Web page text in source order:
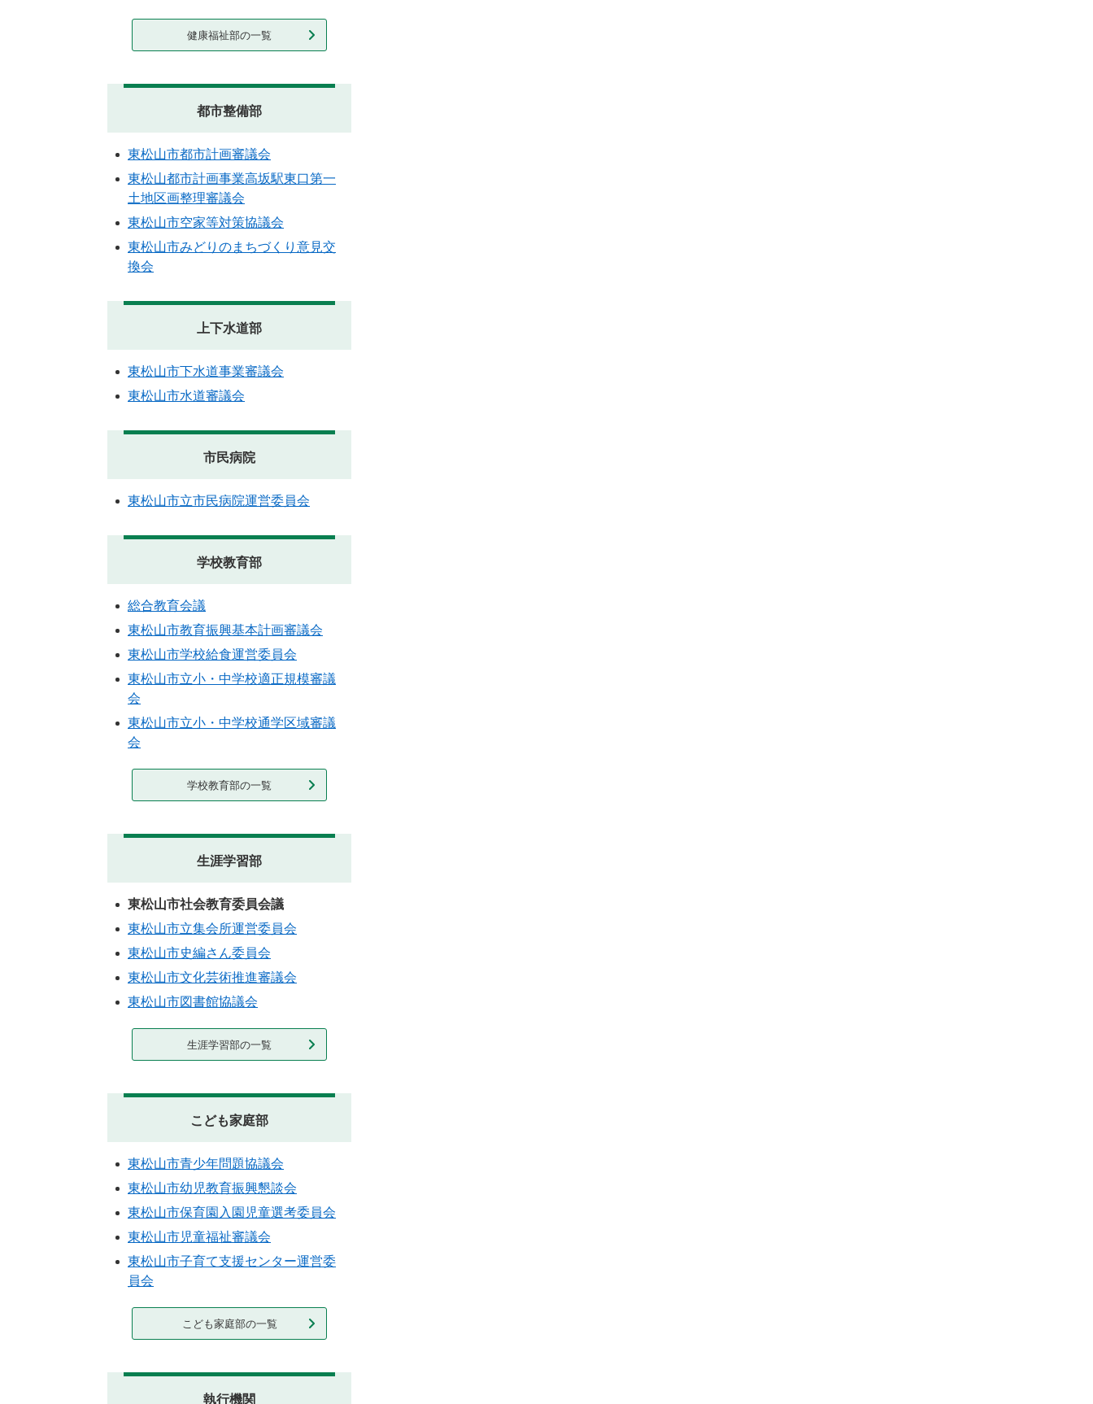
健康福祉部の一覧
都市整備部
東松山市都市計画審議会
東松山都市計画事業高坂駅東口第一
土地区画整理審議会
東松山市空家等対策協議会
東松山市みどりのまちづくり意見交
換会
上下水道部
東松山市下水道事業審議会
東松山市水道審議会
市民病院
東松山市立市民病院運営委員会
学校教育部
総合教育会議
東松山市教育振興基本計画審議会
東松山市学校給食運営委員会
東松山市立小・中学校適正規模審議
会
東松山市立小・中学校通学区域審議
会
学校教育部の一覧
生涯学習部
東松山市社会教育委員会議
東松山市立集会所運営委員会
東松山市史編さん委員会
東松山市文化芸術推進審議会
東松山市図書館協議会
生涯学習部の一覧
こども家庭部
東松山市青少年問題協議会
東松山市幼児教育振興懇談会
東松山市保育園入園児童選考委員会
東松山市児童福祉審議会
東松山市子育て支援センター運営委
員会
こども家庭部の一覧
執行機関